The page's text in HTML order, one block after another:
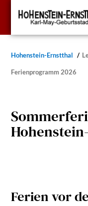
Hohenstein-Ernstthal
Ferienprogramm 2026
Ferien vor